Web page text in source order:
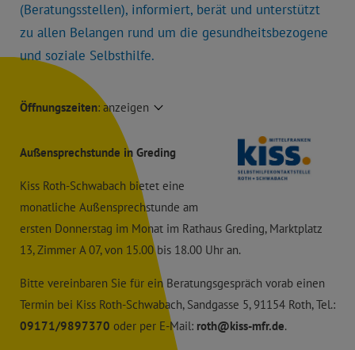
(Beratungsstellen), informiert, berät und unterstützt
zu allen Belangen rund um die gesundheitsbezogene
und soziale Selbsthilfe.
Öffnungszeiten: anzeigen
Außensprechstunde in Greding
Kiss Roth-Schwabach bietet eine
monatliche Außensprechstunde am
ersten Donnerstag im Monat im Rathaus Greding, Marktplatz
13, Zimmer A 07, von 15.00 bis 18.00 Uhr an.
Bitte vereinbaren Sie für ein Beratungsgespräch vorab einen
Termin bei Kiss Roth-Schwabach, Sandgasse 5, 91154 Roth, Tel.:
09171/9897370 oder per E-Mail: roth@kiss-mfr.de.